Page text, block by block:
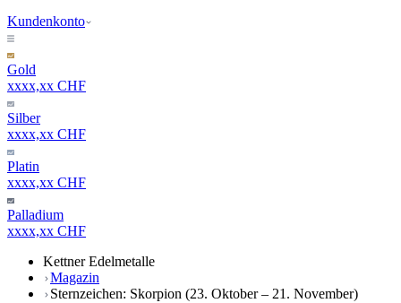
Kundenkonto
Gold
xxxx,xx CHF
Silber
xxxx,xx CHF
Platin
xxxx,xx CHF
Palladium
xxxx,xx CHF
Kettner Edelmetalle
Magazin
Sternzeichen: Skorpion (23. Oktober – 21. November)